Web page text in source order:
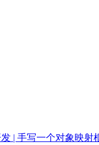
| 手写一个对象映射